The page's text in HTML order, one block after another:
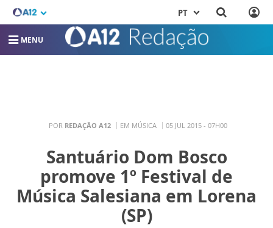
PT
MENU
POR REDAÇÃO A12 EM MÚSICA 05 JUL 2015 - 07H00
Santuário Dom Bosco
promove 1º Festival de
Música Salesiana em Lorena
(SP)